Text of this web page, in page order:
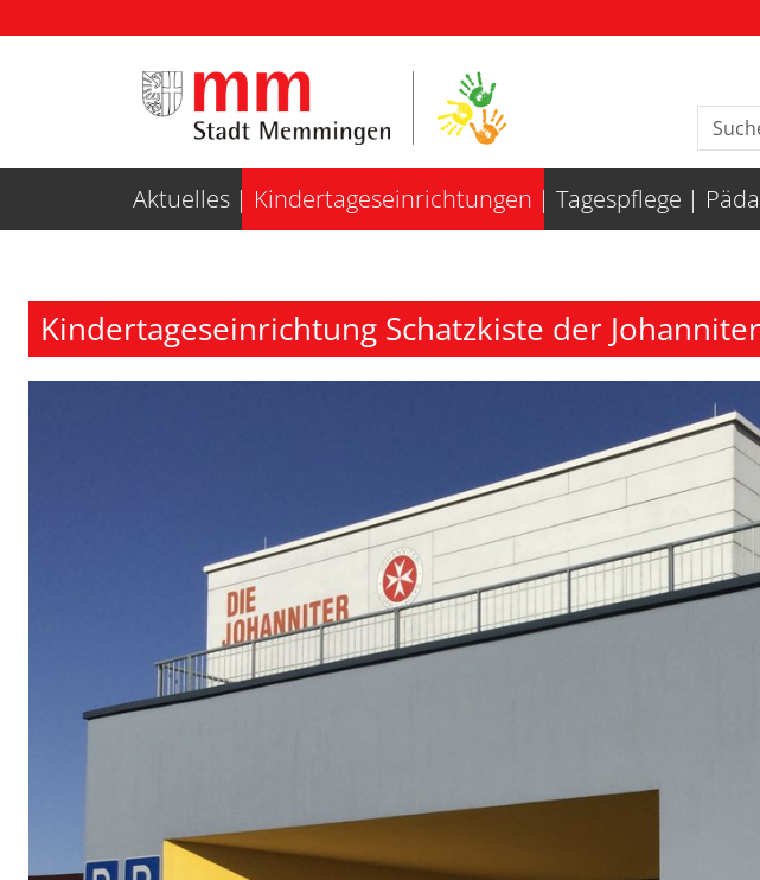
Weiter zur Navigation Weiter zum Inhalt
Aktuelles Kindertageseinrichtungen Tagespflege
Kindertageseinrichtung Schatzkiste der